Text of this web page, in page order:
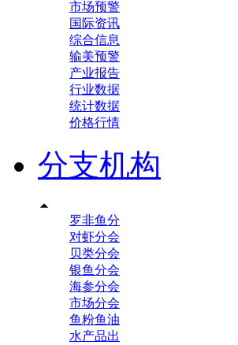
市场预警
国际资讯
综合信息
输美预警
产业报告
行业数据
统计数据
价格行情
分支机构

罗非鱼分
对虾分会
贝类分会
银鱼分会
海参分会
市场分会
鱼粉鱼油
水产品出